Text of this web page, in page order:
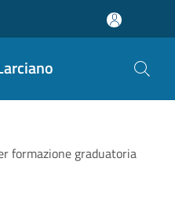
formazione graduatoria